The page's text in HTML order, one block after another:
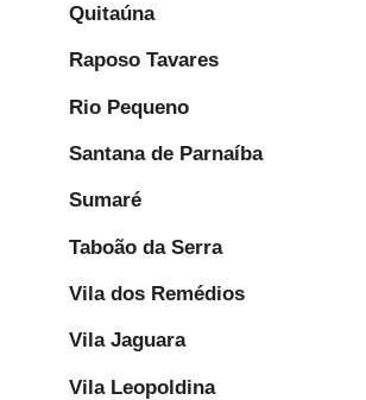
Quitaúna
Raposo Tavares
Rio Pequeno
Santana de Parnaíba
Sumaré
Taboão da Serra
Vila dos Remédios
Vila Jaguara
Vila Leopoldina